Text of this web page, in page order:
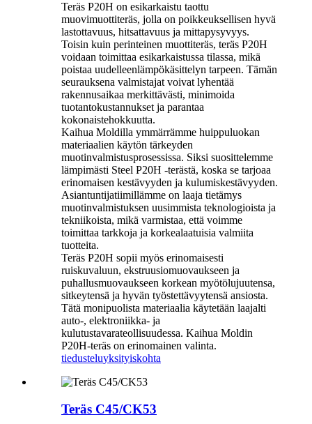
Teräs P20H on esikarkaistu taottu
muovimuottiteräs, jolla on poikkeuksellisen hyvä
lastottavuus, hitsattavuus ja mittapysyvyys.
Toisin kuin perinteinen muottiteräs, teräs P20H
voidaan toimittaa esikarkaistussa tilassa, mikä
poistaa uudelleenlämpökäsittelyn tarpeen. Tämän
seurauksena valmistajat voivat lyhentää
rakennusaikaa merkittävästi, minimoida
tuotantokustannukset ja parantaa
kokonaistehokkuutta.
Kaihua Moldilla ymmärrämme huippuluokan
materiaalien käytön tärkeyden
muotinvalmistusprosessissa. Siksi suosittelemme
lämpimästi Steel P20H -terästä, koska se tarjoaa
erinomaisen kestävyyden ja kulumiskestävyyden.
Asiantuntijatiimillämme on laaja tietämys
muotinvalmistuksen uusimmista teknologioista ja
tekniikoista, mikä varmistaa, että voimme
toimittaa tarkkoja ja korkealaatuisia valmiita
tuotteita.
Teräs P20H sopii myös erinomaisesti
ruiskuvaluun, ekstruusiomuovaukseen ja
puhallusmuovaukseen korkean myötölujuutensa,
sitkeytensä ja hyvän työstettävyytensä ansiosta.
Tätä monipuolista materiaalia käytetään laajalti
auto-, elektroniikka- ja
kulutustavarateollisuudessa. Kaihua Moldin
P20H-teräs on erinomainen valinta.
tiedusteluyksityiskohta
Teräs C45/CK53